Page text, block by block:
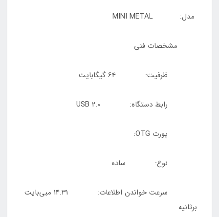
مدل: MINI METAL
مشخصات فنی
ظرفیت: 64 گیگابایت
رابط دستگاه: USB 2.0
پورت OTG:
نوع: ساده
سرعت خواندن اطلاعات: 14.31 مبی‌بایت
برثانیه